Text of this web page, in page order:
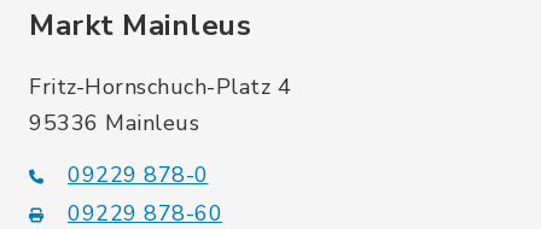
Markt Mainleus
Fritz-Hornschuch-Platz 4
95336 Mainleus
09229 878-0
09229 878-60